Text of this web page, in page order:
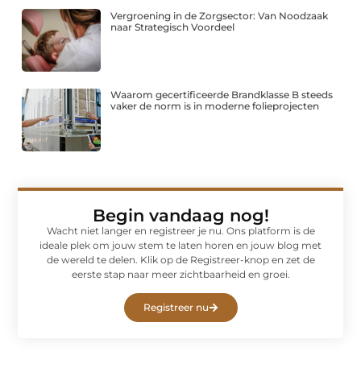
Vergroening in de Zorgsector: Van Noodzaak
naar Strategisch Voordeel
Waarom gecertificeerde Brandklasse B steeds
vaker de norm is in moderne folieprojecten
Begin vandaag nog!
Wacht niet langer en registreer je nu. Ons platform is de
ideale plek om jouw stem te laten horen en jouw blog met
de wereld te delen. Klik op de Registreer-knop en zet de
eerste stap naar meer zichtbaarheid en groei.
Registreer nu